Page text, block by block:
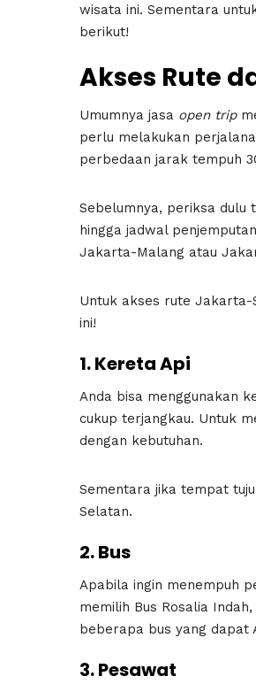
wisata ini. Sementara
berikut!
Akses Rute
Umumnya jasa open trip
perlu melakukan
perbedaan jarak tempuh
Sebelumnya, periksa dulu
hingga jadwal
Jakarta-Malang atau
Untuk akses rute Jakarta-
ini!
1. Kereta Api
Anda bisa menggunakan
cukup terjangkau. Untuk
dengan kebutuhan.
Sementara jika tempat
Selatan.
2. Bus
Apabila ingin menempuh
memilih Bus Rosalia
beberapa bus yang dapat
3. Pesawat